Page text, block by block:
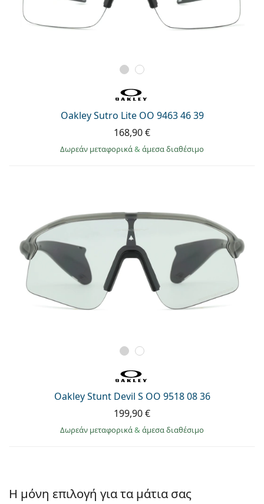
Oakley Sutro Lite OO 9463 46 39
168,90 €
Δωρεάν μεταφορικά & άμεσα διαθέσιμο
Oakley Stunt Devil S OO 9518 08 36
199,90 €
Δωρεάν μεταφορικά& άμεσα διαθέσιμο
Η μόνη επιλογή για τα μάτια σας